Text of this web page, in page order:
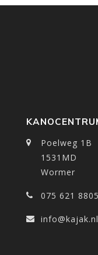
Poelweg 1B
1531MD
Wormer
075 621 8805
info@kajak.nl